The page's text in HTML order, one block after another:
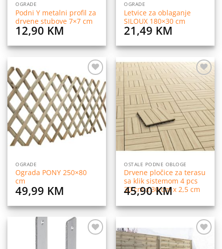
OGRADE
Podni Y metalni profil za
drvene stubove 7×7 cm
12,90 KM
OGRADE
Letvice za oblaganje
SILOUX 180×30 cm
21,49 KM
Dodaj
na
listu
želja
OGRADE
Ograda PONY 250×80
cm
49,99 KM
Dodaj
na
listu
želja
OSTALE PODNE OBLOGE
Drvene pločice za terasu
sa klik sistemom 4 pcs
30 cm x 30 cm x 2,5 cm
45,90KM